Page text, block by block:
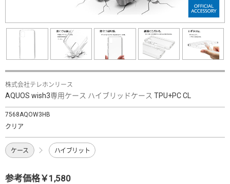
株式会社テレホンリース
AQUOS wish3専用ケース ハイブリッドケース TPU+PC CL
7568AQOW3HB
クリア
ケース ハイブリット
参考価格￥1,580